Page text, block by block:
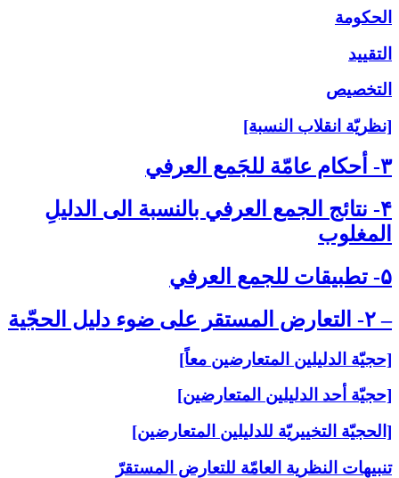
الحكومة
التقييد
التخصيص
[نظريّة انقلاب النسبة]
۳- أحكام عامّة للجَمع العرفي‏
۴- نتائج الجمع العرفي بالنسبة الى‏ الدليلِ
المغلوب‏
۵- تطبيقات للجمع العرفي‏
– ۲- التعارض المستقر على‏ ضوء دليل الحجّية
[حجيّة الدليلين المتعارضين معاً]
[حجيّة أحد الدليلين المتعارضين]
[الحجيّة التخييريّة للدليلين المتعارضين]
تنبيهات النظرية العامّة للتعارض المستقرّ